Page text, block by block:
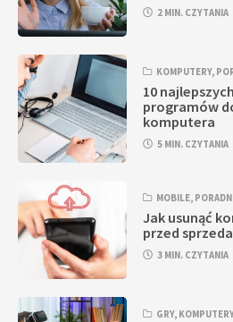
2 MIN. CZYTANIA
KOMPUTERY,
10
programów
komputera
5 MIN. CZYTANIA
MOBILE,
Jak usunąć
przed
3 MIN. CZYTANIA
GRY,